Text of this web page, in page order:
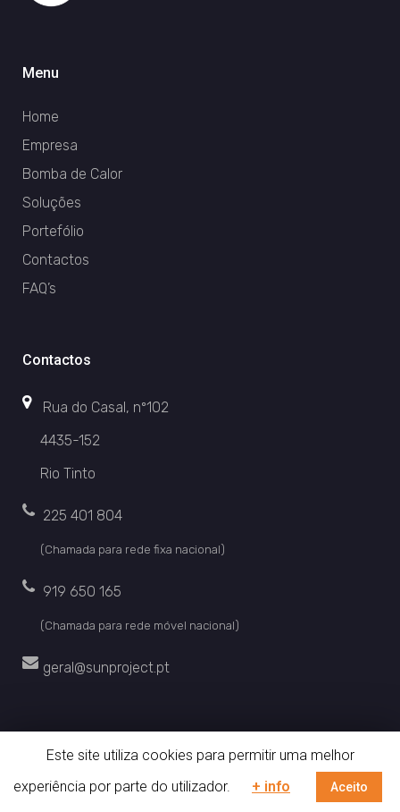
Menu
Home
Empresa
Bomba de Calor
Soluções
Portefólio
Contactos
FAQ’s
Contactos
Rua do Casal, nº102
4435-152
Rio Tinto
225 401 804
(Chamada para rede fixa nacional)
919 650 165
(Chamada para rede móvel nacional)
geral@sunproject.pt
© 2019 SunProject. Todos os direitos reservados. | by
Este site utiliza cookies para permitir uma melhor
experiência por parte do utilizador.
+ info Aceito